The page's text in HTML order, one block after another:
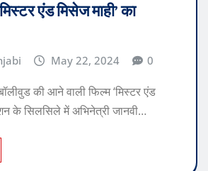
एंड मिसेज माही’ का
May 22, 2024 0
की आने वाली फिल्म ‘मिस्टर एंड
के सिलसिले में अभिनेत्री जानवी…